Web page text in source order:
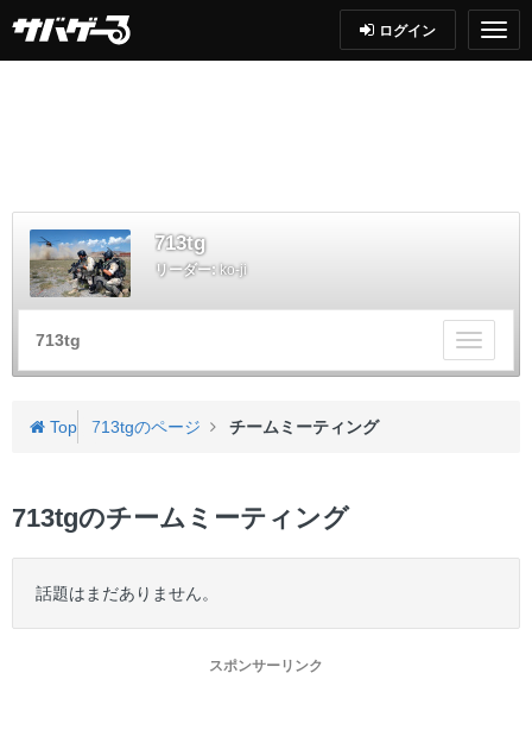
ログイン
713tg
リーダー: ko-ji
チ
ー
713tg
Top 713tgのページ チームミーティング
713tgのチームミーティング
話題はまだありません。
スポンサーリンク